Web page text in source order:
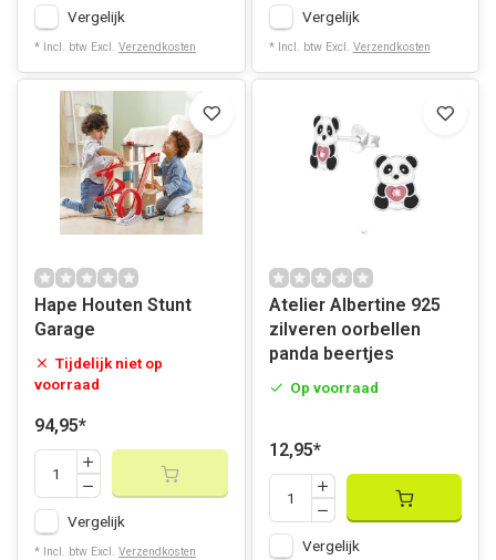
Vergelijk
* Incl. btw Excl. Verzendkosten
Vergelijk
* Incl. btw Excl. Verzendkosten
Hape Houten Stunt
Garage
Tijdelijk niet op
voorraad
94,95*
Vergelijk
* Incl. btw Excl. Verzendkosten
Atelier Albertine 925
zilveren oorbellen
panda beertjes
Op voorraad
12,95*
Vergelijk